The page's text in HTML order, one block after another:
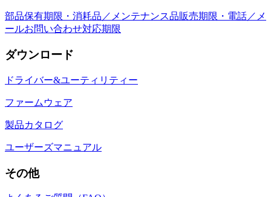
部品保有期限・消耗品／メンテナンス品販売期限・電話／メ
ールお問い合わせ対応期限
ダウンロード
ドライバー&ユーティリティー
ファームウェア
製品カタログ
ユーザーズマニュアル
その他